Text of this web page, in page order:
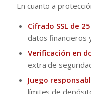
En cuanto a
Cifrado SSL de
datos financieros
Verificación en
extra de
Juego
límites de